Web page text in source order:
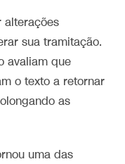
alterações
sua tramitação.
avaliam que
o texto a retornar
as
uma das